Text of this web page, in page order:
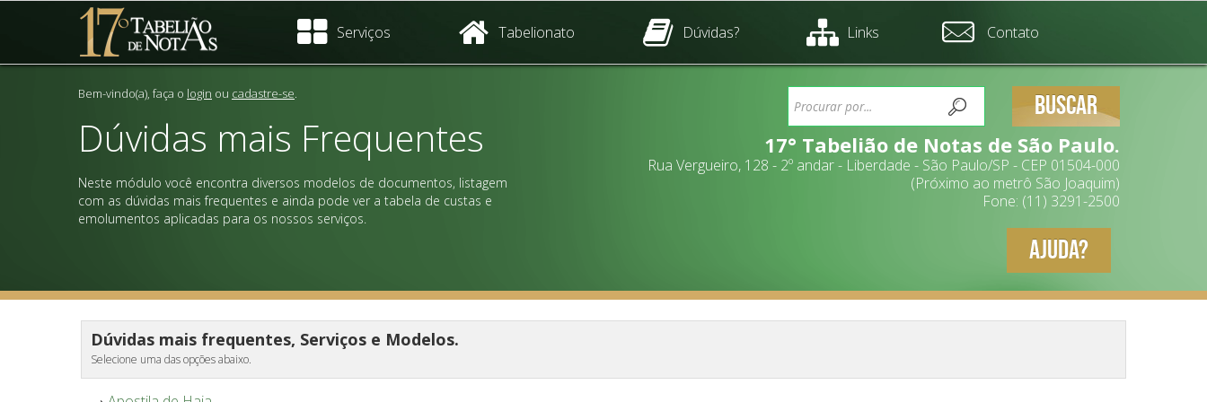
Serviços Tabelionato Dúvidas? Links Contato
BUSCAR
17° Tabelião de Notas de São Paulo.
Rua Vergueiro, 128 - 2º andar - Liberdade - São Paulo/SP - CEP 01504-000
(Próximo ao metrô São Joaquim)
Fone: (11) 3291-2500
AJUDA?
Bem-vindo(a), faça o login ou cadastre-se.
Dúvidas mais Frequentes
Neste módulo você encontra diversos modelos de documentos, listagem
com as dúvidas mais frequentes e ainda pode ver a tabela de custas e
emolumentos aplicadas para os nossos serviços.
Dúvidas mais frequentes, Serviços e Modelos.
Selecione uma das opções abaixo.